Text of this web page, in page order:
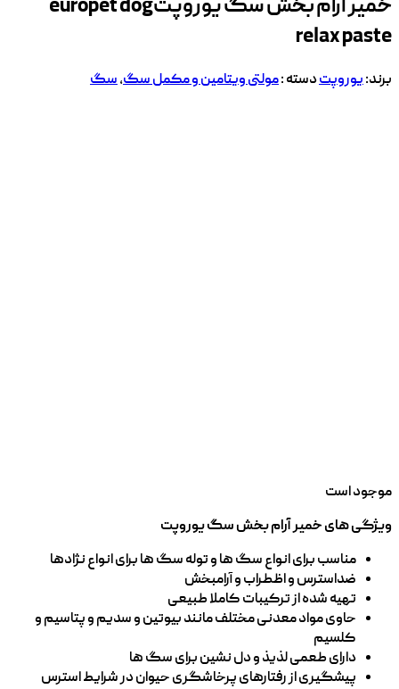
خمیر آرام بخش سگ یوروپتeuropet dog
relax paste
برند:یوروپتدسته :مولتی ویتامین و مکمل سگ,سگ
موجود است
ویژگی های خمیر آرام بخش سگ یوروپت
مناسب برای انواع سگ ها و توله سگ ها برای انواع نژادها
ضداسترس و اظطراب و آرامبخش
تهیه شده از ترکیبات کاملا طبیعی
حاوی مواد معدنی مختلف مانند بیوتین و سدیم و پتاسیم و
کلسیم
دارای طعمی لذیذ و دل نشین برای سگ ها
پیشگیری از رفتارهای پرخاشگری حیوان در شرایط استرس